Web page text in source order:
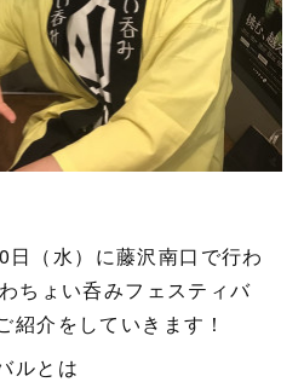
（水）に藤沢南口で行わ
ちょい呑みフェスティバ
紹介をしていきます！
ルとは